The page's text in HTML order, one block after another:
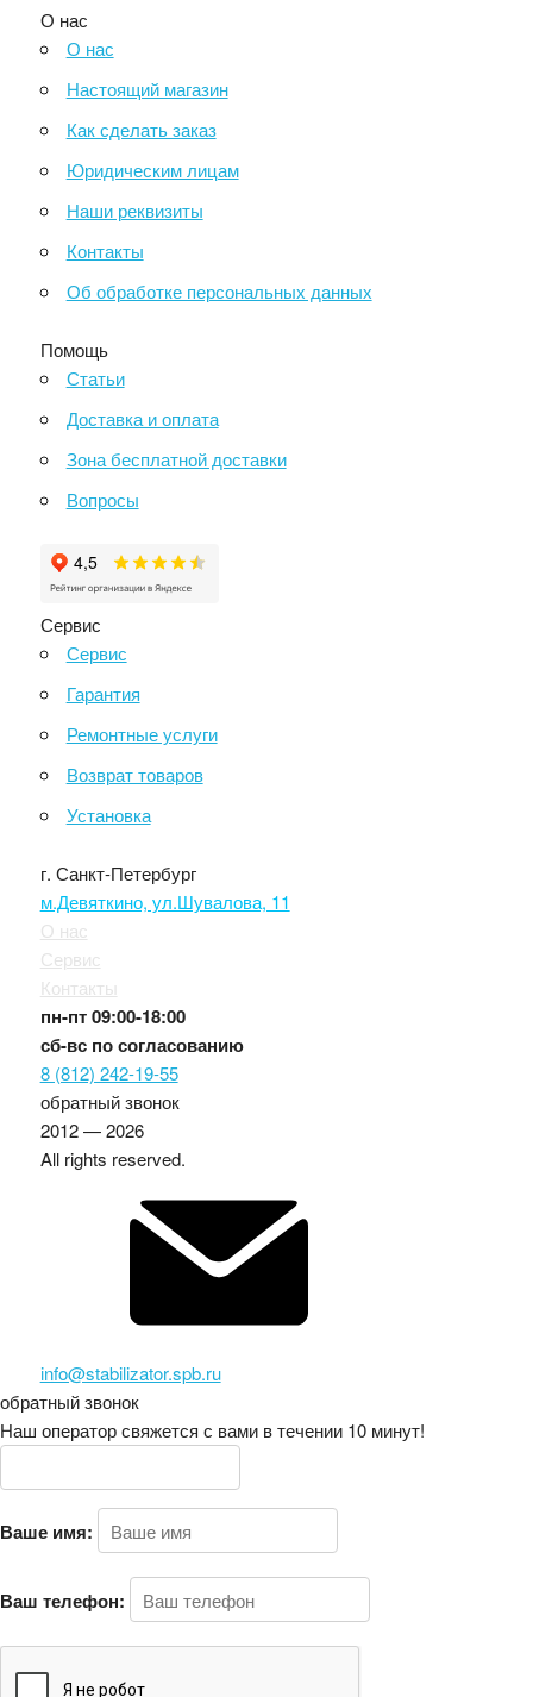
О нас
О нас
Настоящий магазин
Как сделать заказ
Юридическим лицам
Наши реквизиты
Контакты
Об обработке персональных данных
Помощь
Статьи
Доставка и оплата
Зона бесплатной доставки
Вопросы
Сервис
Сервис
Гарантия
Ремонтные услуги
Возврат товаров
Установка
г. Санкт-Петербург
м.Девяткино, ул.Шувалова, 11
О нас
Сервис
Контакты
пн-пт09:00-18:00
сб-вс по согласованию
8 (812) 242-19-55
обратный звонок
2012 — 2026
All rights reserved.
info@stabilizator.spb.ru
обратный звонок
Наш оператор свяжется с вами в течении 10 минут!
Ваше имя:
Ваш телефон: